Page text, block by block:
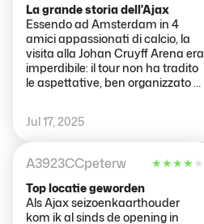
La grande storia dell'Ajax
Essendo ad Amsterdam in 4
amici appassionati di calcio, la
visita alla Johan Cruyff Arena era
imperdibile: il tour non ha tradito
le aspettative, ben organizzato e
spogliatoi. Abbiamo potuto
vivere, dal vivo, la grande storia
dell'Ajax.
Jul 17, 2025
A3923CCpeterw ★★★★ ★
Top locatie geworden
Als Ajax seizoenkaarthouder
kom ik al sinds de opening in